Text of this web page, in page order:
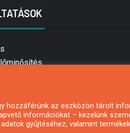
pályázatírás
magánszemélyeknek
civil szervezeteknek
hozzáférünk az eszközön tárolt
információkat – kezelünk
gyűjtéséhez, valamint